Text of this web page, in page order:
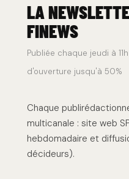
LA
FINEWS
Publiée chaque jeudi à 11h
d'ouverture jusqu'à 50%
Chaque
multicanale : site web
hebdomadaire et
décideurs).